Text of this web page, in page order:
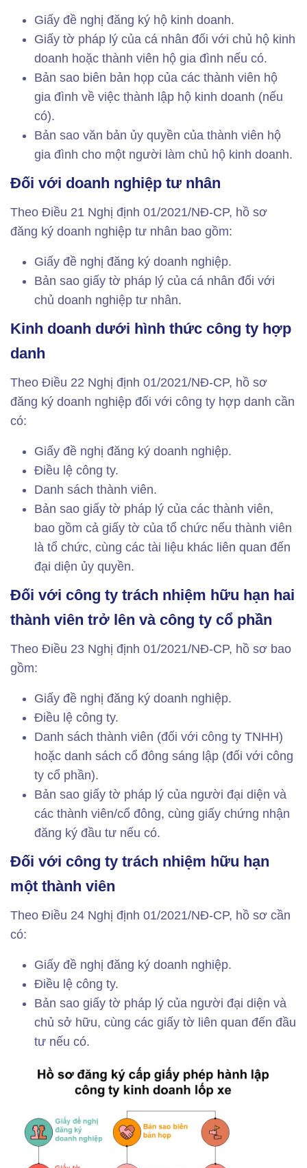
Giấy đề nghị đăng ký hộ kinh doanh.
Giấy tờ pháp lý của cá nhân đối với chủ hộ kinh
doanh hoặc thành viên hộ gia đình nếu có.
Bản sao biên bản họp của các thành viên hộ
gia đình về việc thành lập hộ kinh doanh (nếu
có).
Bản sao văn bản ủy quyền của thành viên hộ
gia đình cho một người làm chủ hộ kinh doanh.
Đối với doanh nghiệp tư nhân
Theo Điều 21 Nghị định 01/2021/NĐ-CP, hồ sơ
đăng ký doanh nghiệp tư nhân bao gồm:
Giấy đề nghị đăng ký doanh nghiệp.
Bản sao giấy tờ pháp lý của cá nhân đối với
chủ doanh nghiệp tư nhân.
Kinh doanh dưới hình thức công ty hợp
danh
Theo Điều 22 Nghị định 01/2021/NĐ-CP, hồ sơ
đăng ký doanh nghiệp đối với công ty hợp danh cần
có:
Giấy đề nghị đăng ký doanh nghiệp.
Điều lệ công ty.
Danh sách thành viên.
Bản sao giấy tờ pháp lý của các thành viên,
bao gồm cả giấy tờ của tổ chức nếu thành viên
là tổ chức, cùng các tài liệu khác liên quan đến
đại diện ủy quyền.
Đối với công ty trách nhiệm hữu hạn hai
thành viên trở lên và công ty cổ phần
Theo Điều 23 Nghị định 01/2021/NĐ-CP, hồ sơ bao
gồm:
Giấy đề nghị đăng ký doanh nghiệp.
Điều lệ công ty.
Danh sách thành viên (đối với công ty TNHH)
hoặc danh sách cổ đông sáng lập (đối với công
ty cổ phần).
Bản sao giấy tờ pháp lý của người đại diện và
các thành viên/cổ đông, cùng giấy chứng nhận
đăng ký đầu tư nếu có.
Đối với công ty trách nhiệm hữu hạn
một thành viên
Theo Điều 24 Nghị định 01/2021/NĐ-CP, hồ sơ cần
có:
Giấy đề nghị đăng ký doanh nghiệp.
Điều lệ công ty.
Bản sao giấy tờ pháp lý của người đại diện và
chủ sở hữu, cùng các giấy tờ liên quan đến đầu
tư nếu có.